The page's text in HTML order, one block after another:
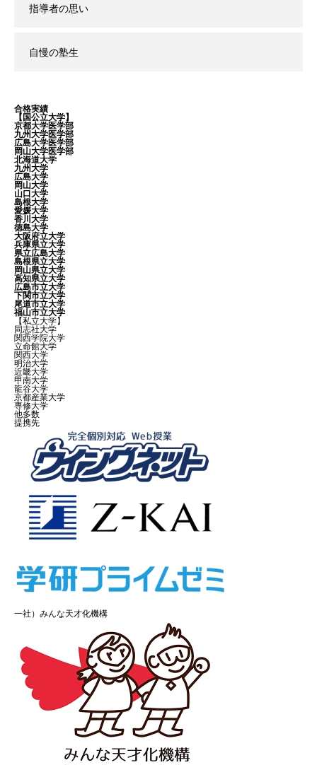
指導者の思い
自慢の塾生
合格実績
【国公立大学】
京都大学医学部
九州大学医学部
広島大学医学部
岡山大学医学部
北海道大学
九州大学
広島大学
岡山大学
山口大学
島根大学
愛媛大学
香川大学
徳島大学
大阪府立大学
兵庫県立大学
県立広島大学
島根県立大学
岡山県立大学
高知県立大学
広島市立大学
下関市立大学
尾道市立大学
福山市立大学
【私立大学】
同志社大学
関西学院大学
立命館大学
関西大学
明治大学
近畿大学
甲南大学
龍谷大学
京都産業大学
専修大学
他多数
提携先
一社）みんな天才化機構